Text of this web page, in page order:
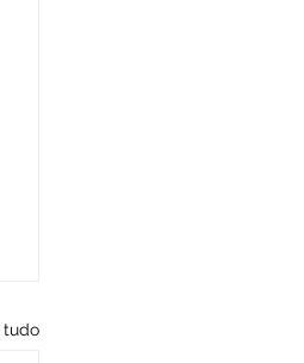
tudo